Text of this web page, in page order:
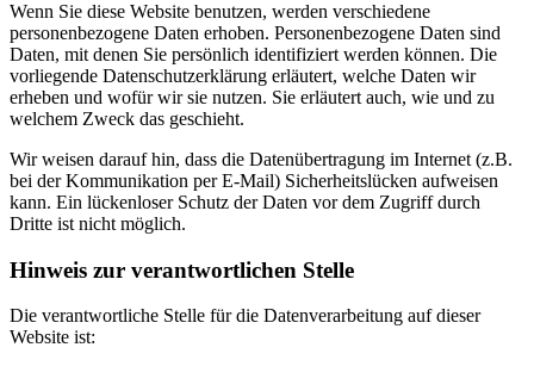
Wenn Sie diese Website benutzen, werden verschiedene
personenbezogene Daten erhoben. Personenbezogene Daten sind
Daten, mit denen Sie persönlich identifiziert werden können. Die
vorliegende Datenschutzerklärung erläutert, welche Daten wir
erheben und wofür wir sie nutzen. Sie erläutert auch, wie und zu
welchem Zweck das geschieht.
Wir weisen darauf hin, dass die Datenübertragung im Internet (z.B.
bei der Kommunikation per E-Mail) Sicherheitslücken aufweisen
kann. Ein lückenloser Schutz der Daten vor dem Zugriff durch
Dritte ist nicht möglich.
Hinweis zur verantwortlichen Stelle
Die verantwortliche Stelle für die Datenverarbeitung auf dieser
Website ist: